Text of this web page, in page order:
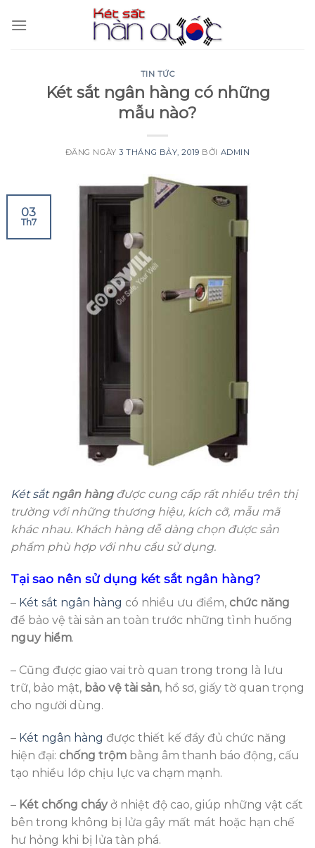
TIN TỨC
Két sắt ngân hàng có những
mẫu nào?
ĐĂNG NGÀY3 THÁNG BẢY, 2019 BỞI ADMIN
03
Th7
Két sắt ngân hàngđược cung cấp rất nhiều trên thị
trường với những thương hiệu, kích cỡ, mẫu mã
khác nhau. Khách hàng dễ dàng chọn được sản
phẩm phù hợp với nhu cầu sử dụng.
Tại sao nên sử dụng két sắt ngân hàng?
– Két sắt ngân hàng có nhiều ưu điểm, chức năng
để bảo vệ tài sản an toàn trước những tình huống
nguy hiểm.
– Cũng được giao vai trò quan trong trong là lưu
trữ, bảo mật, bảo vệ tài sản, hồ sơ, giấy tờ quan trọng
cho người dùng.
– Két ngân hàng được thiết kế đầy đủ chức năng
hiện đại: chống trộm bằng âm thanh báo động, cấu
tạo nhiều lớp chịu lực va chạm mạnh.
– Két chống cháyở nhiệt độ cao, giúp những vật cất
bên trong không bị lửa gây mất mát hoặc hạn chế
hư hỏng khi bị lửa tàn phá.